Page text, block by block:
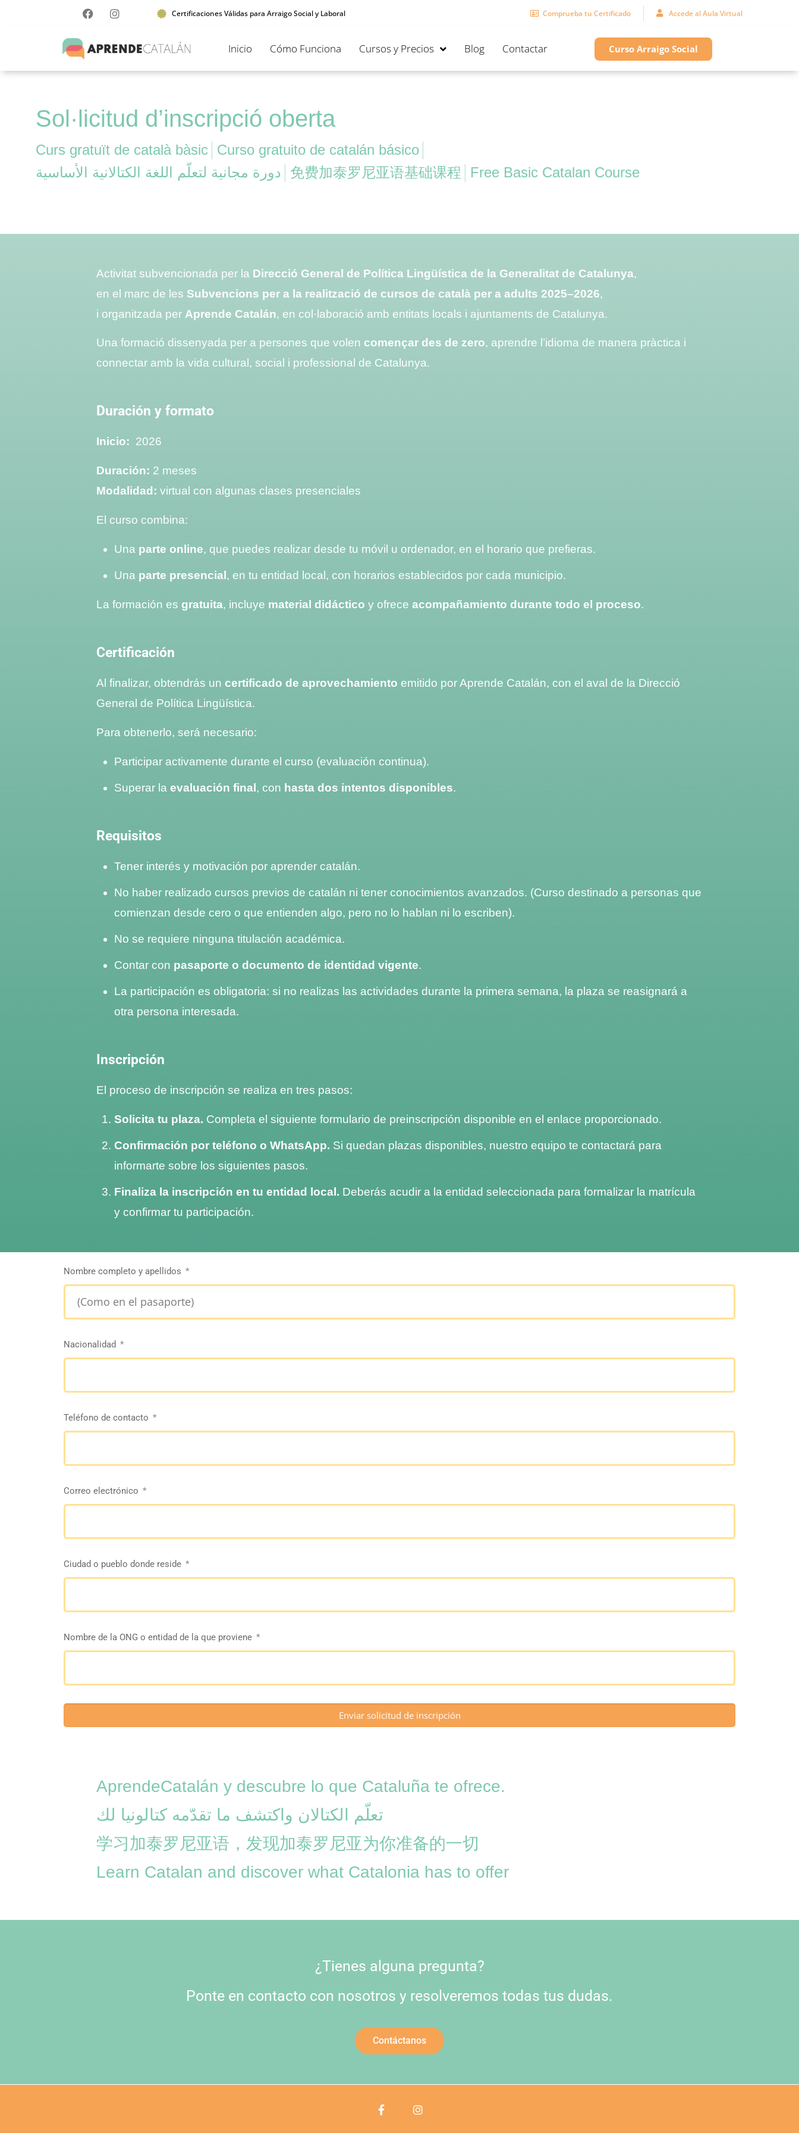
Certificaciones Válidas para Arraigo Social y Laboral Comprueba tu Certificado Accede al Aula Virtual
Inicio Cómo Funciona Cursos y Precios Blog Contactar Curso Arraigo Social
Sol·licitud d’inscripció oberta
Curs gratuït de català bàsic Curso gratuito de catalán básico
دورة مجانية لتعلّم اللغة الكتالانية الأساسية
免费加泰罗尼亚语基础课程 Free Basic Catalan Course
Activitat subvencionada per la Direcció General de Política Lingüística de la Generalitat de Catalunya,
en el marc de les Subvencions per a la realització de cursos de català per a adults 2025–2026,
i organitzada per Aprende Catalán, en col·laboració amb entitats locals i ajuntaments de Catalunya.
Una formació dissenyada per a persones que volen començar des de zero, aprendre l’idioma de manera pràctica i
connectar amb la vida cultural, social i professional de Catalunya.
Duración y formato
Inicio: 2026
Duración: 2 meses
Modalidad: virtual con algunas clases presenciales
El curso combina:
Una parte online, que puedes realizar desde tu móvil u ordenador, en el horario que prefieras.
Una parte presencial , en tu entidad local, con horarios establecidos por cada municipio.
La formación es gratuita, incluye material didáctico y ofrece acompañamiento durante todo el proceso.
Certificación
Al finalizar, obtendrás un certificado de aprovechamiento emitido por Aprende Catalán, con el aval de la Direcció
General de Política Lingüística.
Para obtenerlo, será necesario:
Participar activamente durante el curso (evaluación continua).
Superar la evaluación final , con hasta dos intentos disponibles.
Requisitos
Tener interés y motivación por aprender catalán.
No haber realizado cursos previos de catalán ni tener conocimientos avanzados. (Curso destinado a personas que
comienzan desde cero o que entienden algo, pero no lo hablan ni lo escriben).
No se requiere ninguna titulación académica.
Contar con pasaporte o documento de identidad vigente.
La participación es obligatoria: si no realizas las actividades durante la primera semana, la plaza se reasignará a
otra persona interesada.
Inscripción
El proceso de inscripción se realiza en tres pasos:
Solicita tu plaza. Completa el siguiente formulario de preinscripción disponible en el enlace proporcionado.
Confirmación por teléfono o WhatsApp. Si quedan plazas disponibles, nuestro equipo te contactará para
informarte sobre los siguientes pasos.
Finaliza la inscripción en tu entidad local. Deberás acudir a la entidad seleccionada para formalizar la matrícula
y confirmar tu participación.
Nombre completo y apellidos
Nacionalidad
Teléfono de contacto
Correo electrónico
Ciudad o pueblo donde reside
Nombre de la ONG o entidad de la que proviene
Enviar solicitud de inscripción
AprendeCatalán y descubre lo que Cataluña te ofrece.
تعلّم الكتالان واكتشف ما تقدّمه كتالونيا لك
学习加泰罗尼亚语，发现加泰罗尼亚为你准备的一切
Learn Catalan and discover what Catalonia has to offer
¿Tienes alguna pregunta?
Ponte en contacto con nosotros y resolveremos todas tus dudas.
Contáctanos